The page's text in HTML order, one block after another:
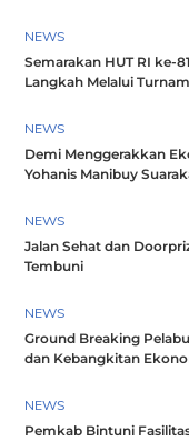
NEWS
Semarakan HUT RI ke-
Langkah Melalui
NEWS
Demi Menggerakkan
Yohanis Manibuy
NEWS
Jalan Sehat dan
Tembuni
NEWS
Ground Breaking
dan Kebangkitan
NEWS
Pemkab Bintuni